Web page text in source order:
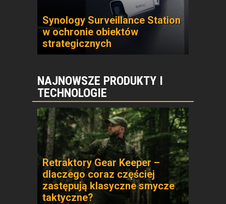
Synology Surveillance Station
w ochronie obiektów
strategicznych
NAJNOWSZE PRODUKTY I
TECHNOLOGIE
Retraktory Gear Keeper –
dlaczego coraz częściej
zastępują klasyczne smycze
taktyczne?